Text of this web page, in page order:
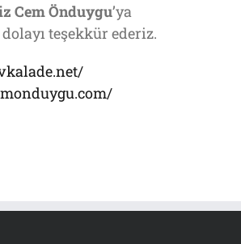
Cem Önduygu’ya
teşekkür ederiz.